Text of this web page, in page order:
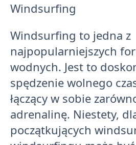
Windsurfing
Windsurfing to jedna z
najpopularniejszych
wodnych. Jest to
spędzenie wolnego
łączący w sobie
adrenalinę. Niestety,
początkujących